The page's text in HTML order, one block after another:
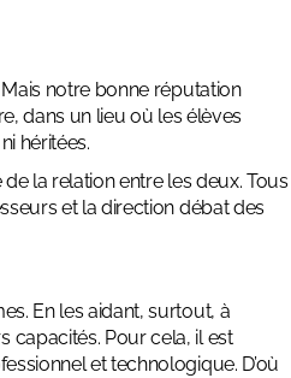
notre bonne réputation
dans un lieu où les élèves
héritées.
la relation entre les deux. Tous
et la direction débat des
En les aidant, surtout, à
capacités. Pour cela, il est
et technologique. D’où